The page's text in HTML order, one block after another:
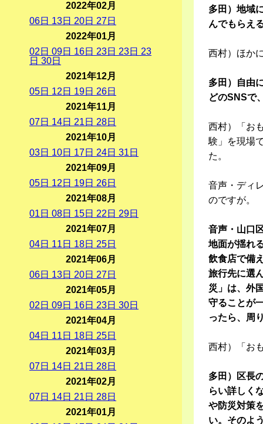
多田）地域
んでもらえ
西村）ほか
多田）自由
どのSNSで
西村）「お
験」を現場
た。
音声・ディ
のですが。
音声・山口
地面が揺れ
飲食店で備
旅行先に選
災」は、外
守ることが
ったら、周
西村）「お
多田）区長
らい詳しく
や防災対策
い。そのよ
2022年02月
06日 13日 20日 27日
2022年01月
02 日 09日 16日 23日 23日 23
日 30日
2021年12月
05日 12 日 19日 26日
2021年11月
07日 14日 21 日 28日
2021年10月
03日 10日 17日 24日 31 日
2021年09月
05日 12 日 19日 26日
2021年08月
01 日 08日 15日 22 日 29日
2021年07月
04日 11 日 18日 25日
2021年06月
06日 13日 20日 27日
2021年05月
02 日 09日 16日 23日 30日
2021年04月
04日 11 日 18日 25日
2021年03月
07日 14日 21 日 28日
2021年02月
07日 14日 21 日 28日
2021年01月